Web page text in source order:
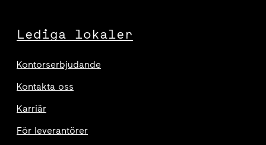
Lediga lokaler
Kontorserbjudande
Kontakta oss
Karriär
För leverantörer